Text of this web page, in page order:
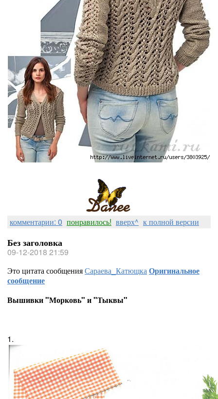
комментарии: 0 понравилось! вверх^ к полной версии
Без заголовка
09-12-2018 21:59
Это цитата сообщенияСараева_КатющкаОригинальное
сообщение
Вышивки "Морковь" и "Тыквы"
1.